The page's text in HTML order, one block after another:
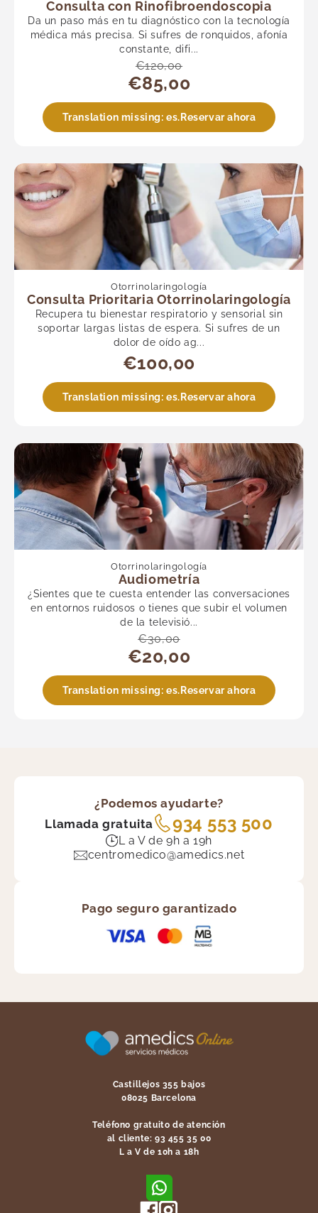
Consulta con Rinofibroendoscopia
Da un paso más en tu diagnóstico con la tecnología
médica más precisa. Si sufres de ronquidos, afonía
constante, difi...
€120,00
€85,00
Translation missing: es.Reservar ahora
Otorrinolaringología
Consulta Prioritaria Otorrinolaringología
Recupera tu bienestar respiratorio y sensorial sin
soportar largas listas de espera. Si sufres de un
dolor de oído ag...
€100,00
Translation missing: es.Reservar ahora
Otorrinolaringología
Audiometría
¿Sientes que te cuesta entender las conversaciones
en entornos ruidosos o tienes que subir el volumen
de la televisió...
€30,00
€20,00
Translation missing: es.Reservar ahora
¿Podemos ayudarte?
Llamada gratuita
934 553 500
L a V de 9h a 19h
centromedico@amedics.net
Pago seguro garantizado
Castillejos 355 bajos
08025 Barcelona
Teléfono gratuito de atención
al cliente: 93 455 35 00
L a V de 10h a 18h